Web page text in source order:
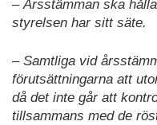
– Årsstämman ska
styrelsen har sitt säte.
– Samtliga vid
förutsättningarna att
då det inte går att
tillsammans med de